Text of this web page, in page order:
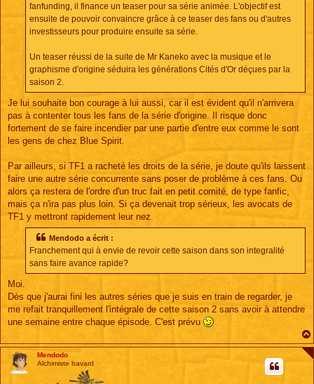
fanfunding, il finance un teaser pour sa série animée. L'objectif est
ensuite de pouvoir convaincre grâce à ce teaser des fans ou d'autres
investisseurs pour produire ensuite sa série.
Un teaser réussi de la suite de Mr Kaneko avec la musique et le
graphisme d'origine séduira les générations Cités d'Or déçues par la
saison 2.
Je lui souhaite bon courage à lui aussi, car il est évident qu'il n'arrivera
pas à contenter tous les fans de la série d'origine. Il risque donc
fortement de se faire incendier par une partie d'entre eux comme le sont
les gens de chez Blue Spirit.
Par ailleurs, si TF1 a racheté les droits de la série, je doute qu'ils laissent
faire une autre série concurrente sans poser de problème à ces fans. Ou
alors ça restera de l'ordre d'un truc fait en petit comité, de type fanfic,
mais ça n'ira pas plus loin. Si ça devenait trop sérieux, les avocats de
TF1 y mettront rapidement leur nez.
Mendodo a écrit :
Franchement qui à envie de revoir cette saison dans son integralité
sans faire avance rapide?
Moi.
Dès que j'aurai fini les autres séries que je suis en train de regarder, je
me refait tranquillement l'intégrale de cette saison 2 sans avoir à attendre
une semaine entre chaque épisode. C'est prévu
Mendodo
Alchimiste bavard